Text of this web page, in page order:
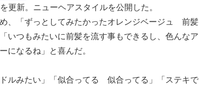
新。ニューヘアスタイルを公開した。
、「ずっとしてみたかったオレンジベージュ 前髪
いつもみたいに前髪を流す事もできるし、色んなア
になるね」と喜んだ。
みたい」「似合ってる 似合ってる」「ステキで